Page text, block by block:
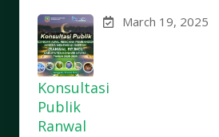
Konsultasi
Publik
Ranwal
March 19, 2025